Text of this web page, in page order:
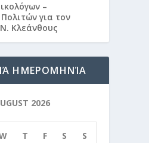
–
για τον
Κλεάνθους
ΗΜΕΡΟΜΗΝΊΑ
2026
T F S S